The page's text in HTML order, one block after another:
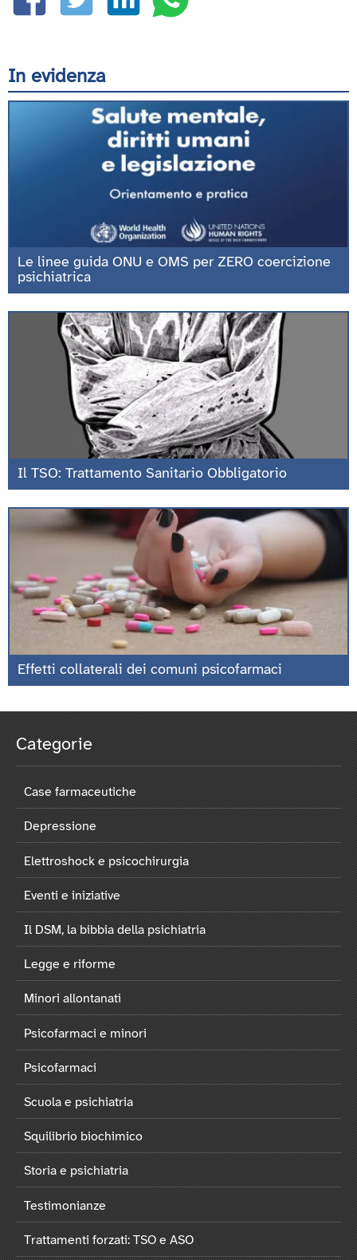
In evidenza
Le linee guida ONU e OMS per ZERO coercizione
psichiatrica
Il TSO: Trattamento Sanitario Obbligatorio
Effetti collaterali dei comuni psicofarmaci
Categorie
Case farmaceutiche
Depressione
Elettroshock e psicochirurgia
Eventi e iniziative
Il DSM, la bibbia della psichiatria
Legge e riforme
Minori allontanati
Psicofarmaci e minori
Psicofarmaci
Scuola e psichiatria
Squilibrio biochimico
Storia e psichiatria
Testimonianze
Trattamenti forzati: TSO e ASO